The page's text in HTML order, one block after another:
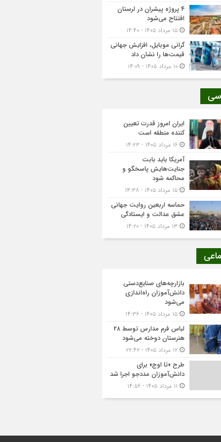
۴ پروژه پیشران در لرستان
افتتاح می‌شود
گرانی موبایل، افزایش جهانی
قیمت‌ها را نشان داد
ایران امروز قدرت تعیین
کننده منطقه است
آمریکا باید بابت
جنایت‌هایش پاسخگو و
محاکمه شود
حماسه اربعین روایت جهانی
عشق عدالت و ایستادگی
بازارچه‌های صنایع‌دستی
دانش‌آموزان راه‌اندازی
می‌شود
لباس فرم مدارس توسط ۲۸
هنرستان‌ دوخته می‌شود
طرح «تا اوج» برای
دانش‌آموزان مددجو اجرا شد